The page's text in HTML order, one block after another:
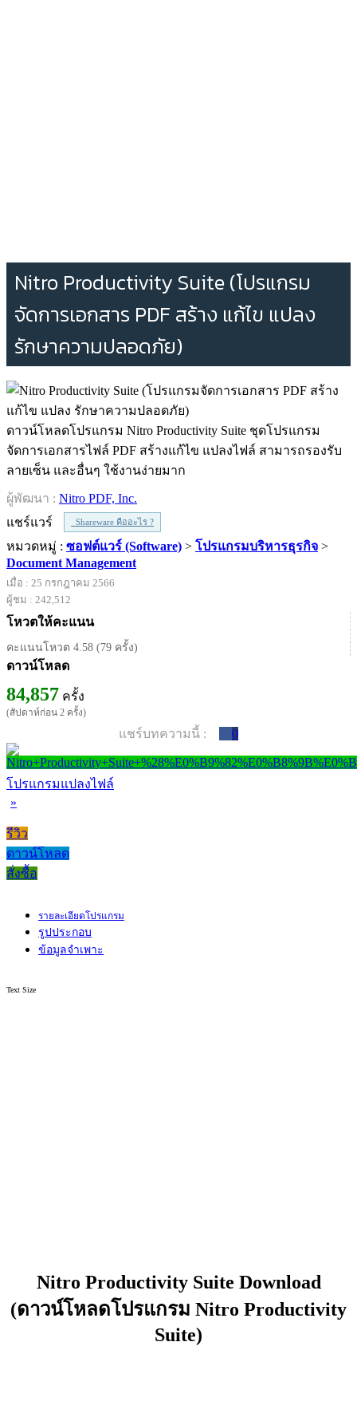
Nitro Productivity Suite (โปรแกรม
จัดการเอกสาร PDF สร้าง แก้ไข แปลง
รักษาความปลอดภัย)
ดาวน์โหลดโปรแกรม Nitro Productivity Suite ชุดโปรแกรม
จัดการเอกสารไฟล์ PDF สร้างแก้ไข แปลงไฟล์ สามารถรองรับ
ลายเซ็น และอื่นๆ ใช้งานง่ายมาก
ผู้พัฒนา : Nitro PDF, Inc.
แชร์แวร์
Shareware คืออะไร ?
หมวดหมู่ : ซอฟต์แวร์ (Software) > โปรแกรมบริหารธุรกิจ >
Document Management
เมื่อ : 25 กรกฎาคม 2566
ผู้ชม : 242,512
โหวตให้คะแนน
คะแนนโหวต 4.58 (79 ครั้ง)
ดาวน์โหลด
84,857 ครั้ง
(สัปดาห์ก่อน 2 ครั้ง)
แชร์บทความนี้ : 0
โปรแกรมแปลงไฟล์
»
รีวิว
ดาวน์โหลด
สั่งซื้อ
รายละเอียดโปรแกรม
รูปประกอบ
ข้อมูลจำเพาะ
Text Size
Nitro Productivity Suite Download
(ดาวน์โหลดโปรแกรม Nitro Productivity
Suite)